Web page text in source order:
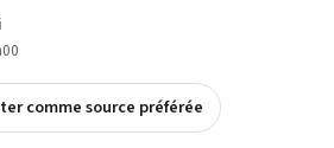
comme source préférée